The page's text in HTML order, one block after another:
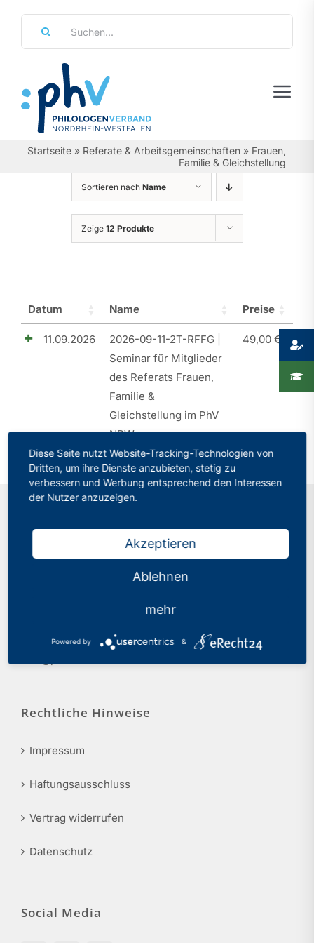
springen
Regierungsbezirke
Personalräte
Über Uns
Referate & Arbeitsgemeinschaften
Leistungen & Service
Presse
Recht
Startseite » Referate & Arbeitsgemeinschaften » Frauen,
Familie & Gleichstellung
Sortieren nach Name
Zeige 12 Produkte
Datum Name Preise
11.09.2026
2026-09-11-2T-RFFG |
Seminar für Mitglieder
des Referats Frauen,
Familie &
Gleichstellung im PhV
NRW
49,00 €
Kontakt
Philologenverband Nordrhein-Westfalen
Tel.: 0211 17 74 40
Rechtliche Hinweise
Impressum
Haftungsausschluss
Vertrag widerrufen
Datenschutz
Social Media
Diese Seite nutzt Website-Tracking-Technologien von
Dritten, um ihre Dienste anzubieten, stetig zu
verbessern und Werbung entsprechend den Interessen
der Nutzer anzuzeigen.
Akzeptieren
Ablehnen
mehr
Powered by &